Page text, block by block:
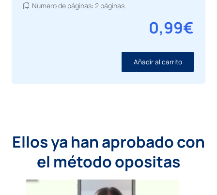
Número de páginas: 2 páginas
0,99€
Añadir al carrito
Ellos ya han aprobado con
el método opositas